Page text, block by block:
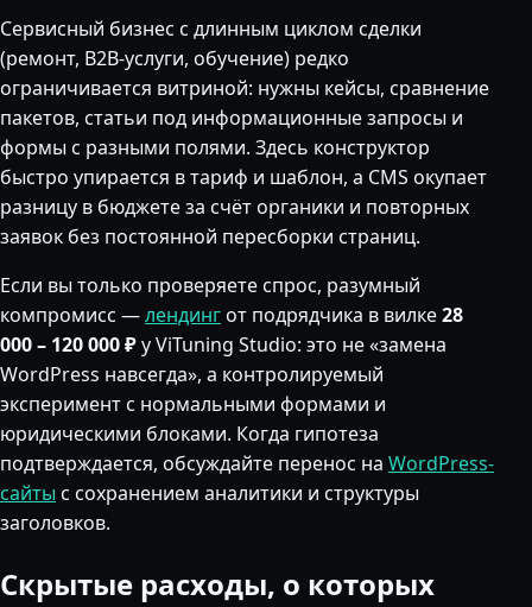
Сервисный бизнес с длинным циклом сделки
(ремонт, B2B-услуги, обучение) редко
ограничивается витриной: нужны кейсы, сравнение
пакетов, статьи под информационные запросы и
формы с разными полями. Здесь конструктор
быстро упирается в тариф и шаблон, а CMS окупает
разницу в бюджете за счёт органики и повторных
заявок без постоянной пересборки страниц.
Если вы только проверяете спрос, разумный
компромисс —лендингот подрядчика в вилке28
000 – 120 000 ₽у ViTuning Studio: это не «замена
WordPress навсегда», а контролируемый
эксперимент с нормальными формами и
юридическими блоками. Когда гипотеза
подтверждается, обсуждайте перенос на WordPress-
сайты с сохранением аналитики и структуры
заголовков.
Скрытые расходы, о которых